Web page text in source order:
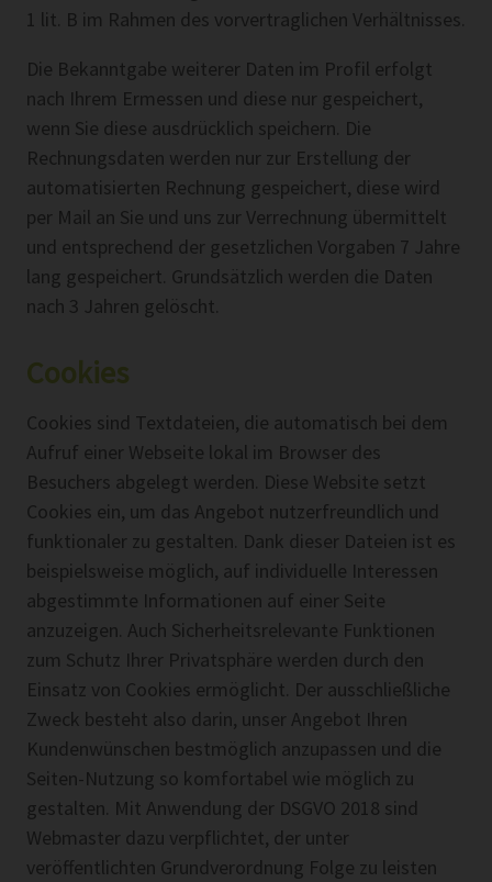
1 lit. B im Rahmen des vorvertraglichen Verhältnisses.
Die Bekanntgabe weiterer Daten im Profil erfolgt
nach Ihrem Ermessen und diese nur gespeichert,
wenn Sie diese ausdrücklich speichern. Die
Rechnungsdaten werden nur zur Erstellung der
automatisierten Rechnung gespeichert, diese wird
per Mail an Sie und uns zur Verrechnung übermittelt
und entsprechend der gesetzlichen Vorgaben 7 Jahre
lang gespeichert. Grundsätzlich werden die Daten
nach 3 Jahren gelöscht.
Cookies
Cookies sind Textdateien, die automatisch bei dem
Aufruf einer Webseite lokal im Browser des
Besuchers abgelegt werden. Diese Website setzt
Cookies ein, um das Angebot nutzerfreundlich und
funktionaler zu gestalten. Dank dieser Dateien ist es
beispielsweise möglich, auf individuelle Interessen
abgestimmte Informationen auf einer Seite
anzuzeigen. Auch Sicherheitsrelevante Funktionen
zum Schutz Ihrer Privatsphäre werden durch den
Einsatz von Cookies ermöglicht. Der ausschließliche
Zweck besteht also darin, unser Angebot Ihren
Kundenwünschen bestmöglich anzupassen und die
Seiten-Nutzung so komfortabel wie möglich zu
gestalten. Mit Anwendung der DSGVO 2018 sind
Webmaster dazu verpflichtet, der unter
veröffentlichten Grundverordnung Folge zu leisten